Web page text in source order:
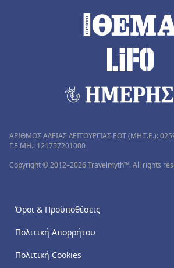
ΑΡΙΘΜΟΣ ΑΔΕΙΑΣ ΛΕΙΤΟΥΡΓΙΑΣ ΕΟΤ (MH.T.E.):
Γ.Ε.ΜΗ.: 121757201000
Copyright © 2012–2026 Travelmyth™. All rights
Όροι & Προϋποθέσεις
Πολιτική Απορρήτου
Πολιτική Cookies